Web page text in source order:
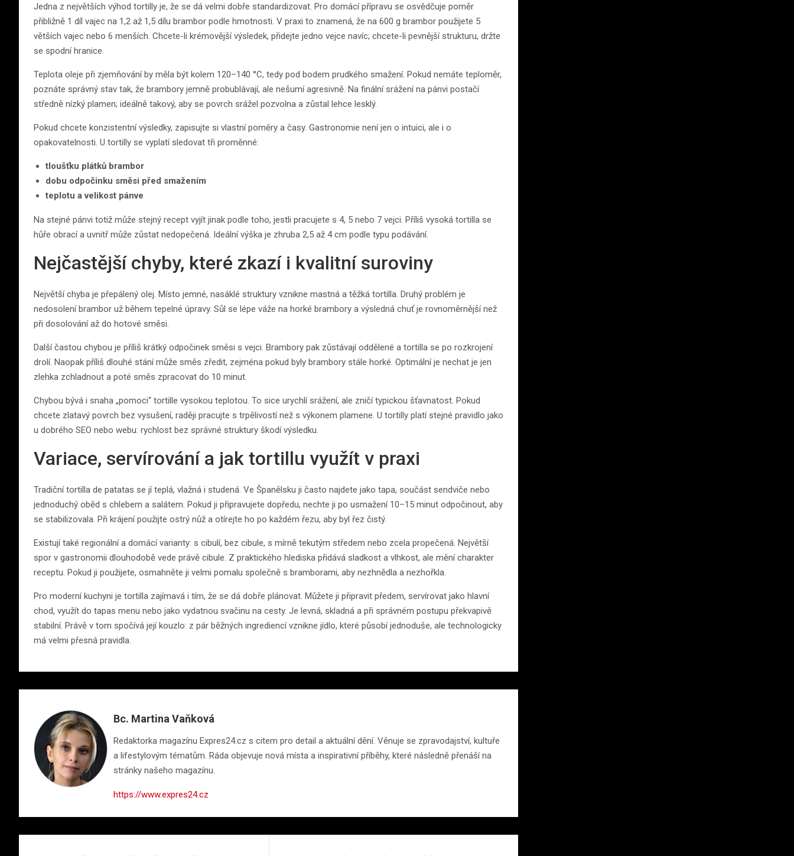
Jedna z největších výhod tortilly je, že se dá velmi dobře standardizovat. Pro domácí přípravu se osvědčuje poměr
přibližně 1 díl vajec na 1,2 až 1,5 dílu brambor podle hmotnosti. V praxi to znamená, že na 600 g brambor použijete 5
větších vajec nebo 6 menších. Chcete-li krémovější výsledek, přidejte jedno vejce navíc; chcete-li pevnější strukturu, držte
se spodní hranice.
Teplota oleje při zjemňování by měla být kolem 120–140 °C, tedy pod bodem prudkého smažení. Pokud nemáte teploměr,
poznáte správný stav tak, že brambory jemně probublávají, ale nešumí agresivně. Na finální srážení na pánvi postačí
středně nízký plamen; ideálně takový, aby se povrch srážel pozvolna a zůstal lehce lesklý.
Pokud chcete konzistentní výsledky, zapisujte si vlastní poměry a časy. Gastronomie není jen o intuici, ale i o
opakovatelnosti. U tortilly se vyplatí sledovat tři proměnné:
tloušťku plátků brambor
dobu odpočinku směsi před smažením
teplotu a velikost pánve
Na stejné pánvi totiž může stejný recept vyjít jinak podle toho, jestli pracujete s 4, 5 nebo 7 vejci. Příliš vysoká tortilla se
hůře obrací a uvnitř může zůstat nedopečená. Ideální výška je zhruba 2,5 až 4 cm podle typu podávání.
Nejčastější chyby, které zkazí i kvalitní suroviny
Největší chyba je přepálený olej. Místo jemné, nasáklé struktury vznikne mastná a těžká tortilla. Druhý problém je
nedosolení brambor už během tepelné úpravy. Sůl se lépe váže na horké brambory a výsledná chuť je rovnoměrnější než
při dosolování až do hotové směsi.
Další častou chybou je příliš krátký odpočinek směsi s vejci. Brambory pak zůstávají oddělené a tortilla se po rozkrojení
drolí. Naopak příliš dlouhé stání může směs zředit, zejména pokud byly brambory stále horké. Optimální je nechat je jen
zlehka zchladnout a poté směs zpracovat do 10 minut.
Chybou bývá i snaha „pomoci“ tortille vysokou teplotou. To sice urychlí srážení, ale zničí typickou šťavnatost. Pokud
chcete zlatavý povrch bez vysušení, raději pracujte s trpělivostí než s výkonem plamene. U tortilly platí stejné pravidlo jako
u dobrého SEO nebo webu: rychlost bez správné struktury škodí výsledku.
Variace, servírování a jak tortillu využít v praxi
Tradiční tortilla de patatas se jí teplá, vlažná i studená. Ve Španělsku ji často najdete jako tapa, součást sendviče nebo
jednoduchý oběd s chlebem a salátem. Pokud ji připravujete dopředu, nechte ji po usmažení 10–15 minut odpočinout, aby
se stabilizovala. Při krájení použijte ostrý nůž a otírejte ho po každém řezu, aby byl řez čistý.
Existují také regionální a domácí varianty: s cibulí, bez cibule, s mírně tekutým středem nebo zcela propečená. Největší
spor v gastronomii dlouhodobě vede právě cibule. Z praktického hlediska přidává sladkost a vlhkost, ale mění charakter
receptu. Pokud ji použijete, osmahněte ji velmi pomalu společně s bramborami, aby nezhnědla a nezhořkla.
Pro moderní kuchyni je tortilla zajímavá i tím, že se dá dobře plánovat. Můžete ji připravit předem, servírovat jako hlavní
chod, využít do tapas menu nebo jako vydatnou svačinu na cesty. Je levná, skladná a při správném postupu překvapivě
stabilní. Právě v tom spočívá její kouzlo: z pár běžných ingrediencí vznikne jídlo, které působí jednoduše, ale technologicky
má velmi přesná pravidla.
Bc. Martina Vaňková
Redaktorka magazínu Expres24.cz s citem pro detail a aktuální dění. Věnuje se zpravodajství, kultuře
a lifestylovým tématům. Ráda objevuje nová místa a inspirativní příběhy, které následně přenáší na
stránky našeho magazínu.
https://www.expres24.cz